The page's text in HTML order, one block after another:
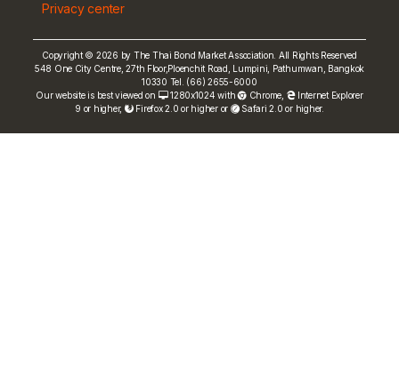
e-bookbuilding
FRN Rate
Bond Price
Privacy center
Copyright © 2026 by The Thai Bond Market Association. All Rights Reserved
548 One City Centre, 27th Floor,Ploenchit Road, Lumpini, Pathumwan, Bangkok
10330 Tel. (66) 2655-6000
Our website is best viewed on
1280x1024 with Chrome
Internet Explorer
9 or higher,
Firefox 2.0 or higher or Safari 2.0 or higher.